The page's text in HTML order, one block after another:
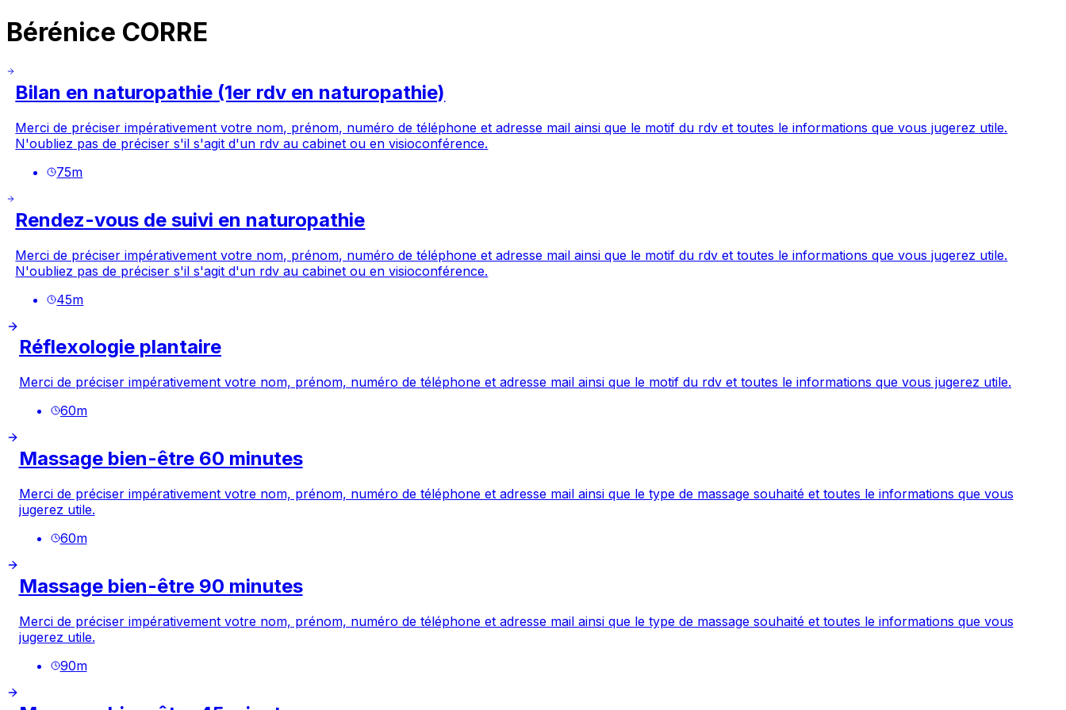
Bérénice CORRE
Bilan en naturopathie (1er rdv en naturopathie)
Merci de préciser impérativement votre nom, prénom, numéro de téléphone et adresse mail ainsi que le motif du rdv et toutes le informations que vous jugerez utile.
N'oubliez pas de préciser s'il s'agit d'un rdv au cabinet ou en visioconférence.
75m
Rendez-vous de suivi en naturopathie
Merci de préciser impérativement votre nom, prénom, numéro de téléphone et adresse mail ainsi que le motif du rdv et toutes le informations que vous jugerez utile.
N'oubliez pas de préciser s'il s'agit d'un rdv au cabinet ou en visioconférence.
45m
Réflexologie plantaire
Merci de préciser impérativement votre nom, prénom, numéro de téléphone et adresse mail ainsi que le motif du rdv et toutes le informations que vous jugerez utile.
60m
Massage bien-être 60 minutes
Merci de préciser impérativement votre nom, prénom, numéro de téléphone et adresse mail ainsi que le type de massage souhaité et toutes le informations que vous
jugerez utile.
60m
Massage bien-être 90 minutes
Merci de préciser impérativement votre nom, prénom, numéro de téléphone et adresse mail ainsi que le type de massage souhaité et toutes le informations que vous
jugerez utile.
90m